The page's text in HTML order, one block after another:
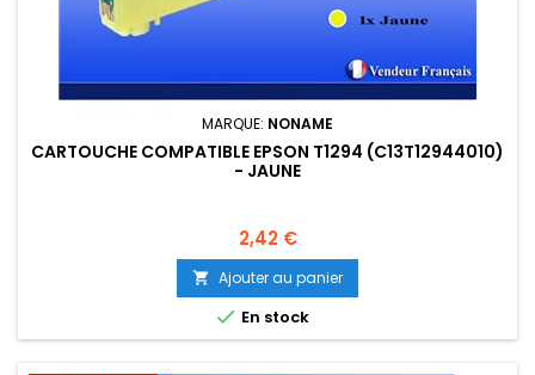
MARQUE: NONAME
CARTOUCHE COMPATIBLE EPSON T1294 (C13T12944010)
- JAUNE
Prix
2,42 €
 Ajouter au panier
 En stock